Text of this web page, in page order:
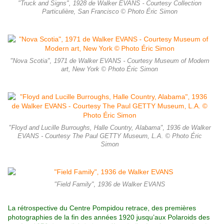
"Truck and Signs", 1928 de Walker EVANS - Courtesy Collection
Particulière, San Francisco © Photo Éric Simon
"Nova Scotia", 1971 de Walker EVANS - Courtesy Museum of Modern
art, New York © Photo Éric Simon
"Floyd and Lucille Burroughs, Halle Country, Alabama", 1936 de Walker
EVANS - Courtesy The Paul GETTY Museum, L.A. © Photo Éric
Simon
"Field Family", 1936 de Walker EVANS
La rétrospective du Centre Pompidou retrace, des premières
photographies de la fin des années 1920 jusqu’aux Polaroids des